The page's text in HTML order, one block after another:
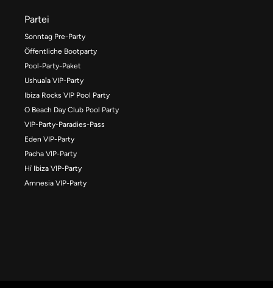
Partei
Sonntag Pre-Party
Öffentliche Bootparty
Pool-Party-Paket
Ushuaïa VIP-Party
Ibiza Rocks VIP Pool Party
O Beach Day Club Pool Party
VIP-Party-Paradies-Pass
Eden VIP-Party
Pacha VIP-Party
Hï Ibiza VIP-Party
Amnesia VIP-Party